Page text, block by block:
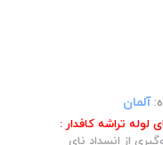
آلمان
لوله تراشه کافدار :
از انسداد نای